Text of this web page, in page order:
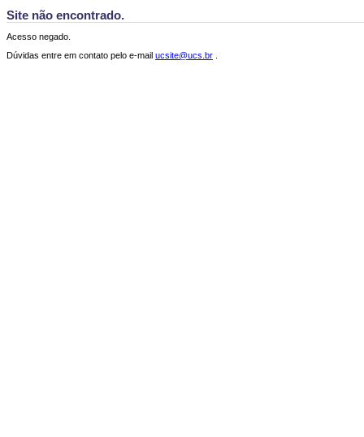
Site não encontrado.
Acesso negado.
Dúvidas entre em contato pelo e-mail ucsite@ucs.br